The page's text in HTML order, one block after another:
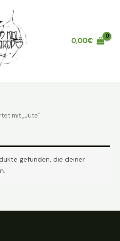
0,00€
mit „Jute“
gefunden, die deiner